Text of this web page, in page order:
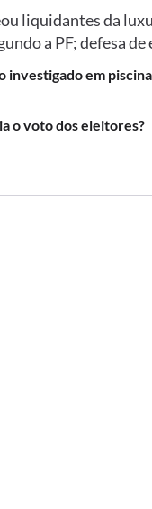
liquidantes da
a PF; defesa
investigado em piscina
o voto dos eleitores?